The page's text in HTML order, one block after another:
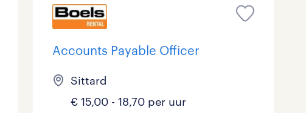
Bouw 0
HAVO/VWO 0
17 - 24 uur 0
Tijdelijk met uitzicht op vast
Accounts Payable Officer
Sittard
€ 15,00 - 18,70 per uur